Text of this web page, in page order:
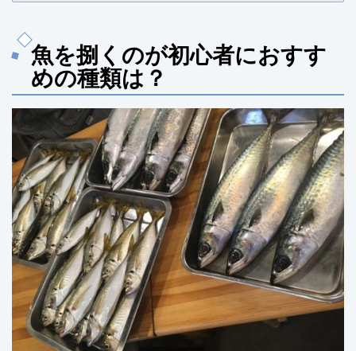
魚を捌くのが初心者におすす
めの種類は？